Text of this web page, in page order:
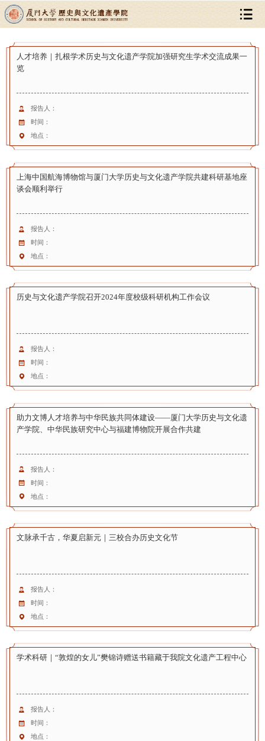
人才培养｜扎根学术历史与文化遗产学院加强研究生学术交流成果一
览
报告人：
时间：
地点：
上海中国航海博物馆与厦门大学历史与文化遗产学院共建科研基地座
谈会顺利举行
报告人：
时间：
地点：
历史与文化遗产学院召开2024年度校级科研机构工作会议
报告人：
时间：
地点：
助力文博人才培养与中华民族共同体建设——厦门大学历史与文化遗
产学院、中华民族研究中心与福建博物院开展合作共建
报告人：
时间：
地点：
文脉承千古，华夏启新元｜三校合办历史文化节
报告人：
时间：
地点：
学术科研｜“敦煌的女儿”樊锦诗赠送书籍藏于我院文化遗产工程中心
报告人：
时间：
地点：